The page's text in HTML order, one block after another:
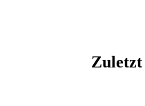
Zuletzt